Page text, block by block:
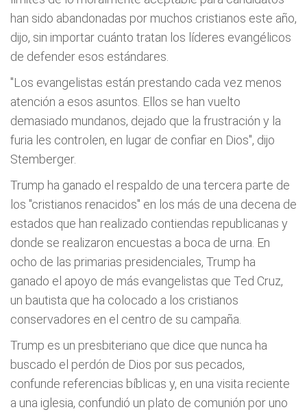
han sido abandonadas por muchos cristianos este año,
dijo, sin importar cuánto tratan los líderes evangélicos
de defender esos estándares.
"Los evangelistas están prestando cada vez menos
atención a esos asuntos. Ellos se han vuelto
demasiado mundanos, dejado que la frustración y la
furia les controlen, en lugar de confiar en Dios", dijo
Stemberger.
Trump ha ganado el respaldo de una tercera parte de
los "cristianos renacidos" en los más de una decena de
estados que han realizado contiendas republicanas y
donde se realizaron encuestas a boca de urna. En
ocho de las primarias presidenciales, Trump ha
ganado el apoyo de más evangelistas que Ted Cruz,
un bautista que ha colocado a los cristianos
conservadores en el centro de su campaña.
Trump es un presbiteriano que dice que nunca ha
buscado el perdón de Dios por sus pecados,
confunde referencias bíblicas y, en una visita reciente
a una iglesia, confundió un plato de comunión por uno